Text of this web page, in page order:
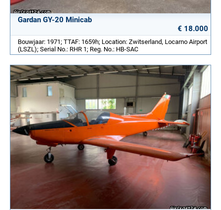
Gardan GY-20 Minicab
€ 18.000
Bouwjaar: 1971; TTAF: 1659h; Location: Zwitserland, Locarno Airport
(LSZL); Serial No.: RHR 1; Reg. No.: HB-SAC